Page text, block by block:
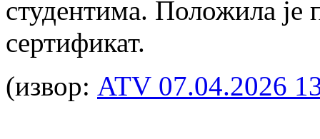
студентима. Положила је
сертификат.
(извор: ATV 07.04.2026